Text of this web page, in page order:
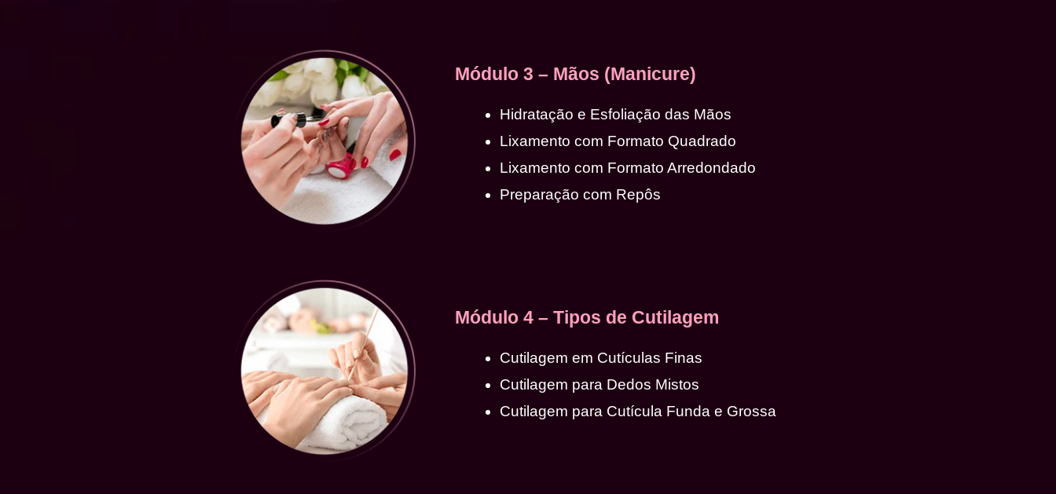
Módulo 3 – Mãos (Manicure)
Hidratação e Esfoliação das Mãos
Lixamento com Formato Quadrado
Lixamento com Formato Arredondado
Preparação com Repôs
Módulo 4 – Tipos de Cutilagem
Cutilagem em Cutículas Finas
Cutilagem para Dedos Mistos
Cutilagem para Cutícula Funda e Grossa